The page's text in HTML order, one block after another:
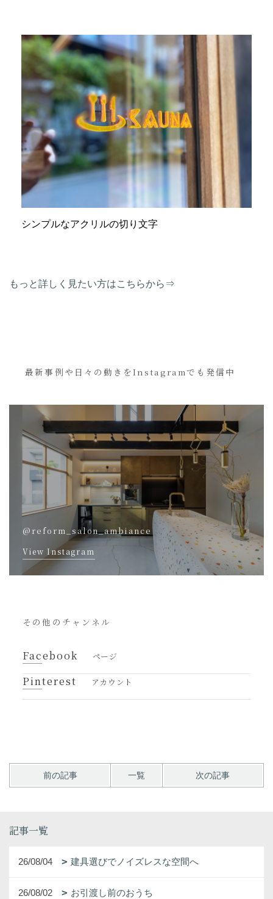
シンプルなアクリルの切り文字
もっと詳しく見たい方はこちらから⇒
最新事例や日々の動きをInstagramでも発信中
@reform_salon_ambiance
View Instagram
その他のチャンネル
Facebook ページ
Pinterest アカウント
前の記事 一覧 次の記事
記事一覧
26/08/04 建具選びでノイズレスな空間へ
26/08/02 お引渡し前のおうち